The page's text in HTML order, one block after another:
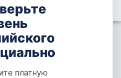
платную